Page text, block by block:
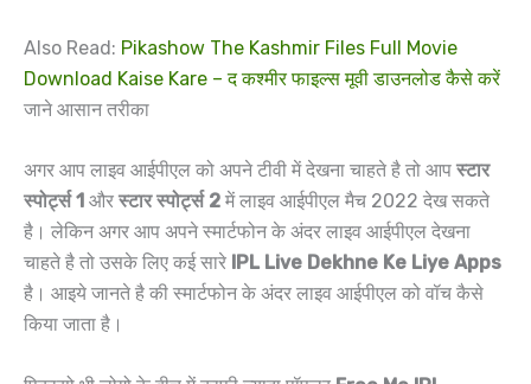
Also Read: Pikashow The Kashmir Files Full Movie
Download Kaise Kare – द कश्मीर फाइल्स मूवी डाउनलोड कैसे करें
जाने आसान तरीका
अगर आप लाइव आईपीएल को अपने टीवी में देखना चाहते है तो आप स्टार
स्पोर्ट्स 1 और स्टार स्पोर्ट्स 2 में लाइव आईपीएल मैच 2022 देख सकते
है। लेकिन अगर आप अपने स्मार्टफोन के अंदर लाइव आईपीएल देखना
चाहते है तो उसके लिए कई सारे IPL Live Dekhne Ke Liye Apps
है। आइये जानते है की स्मार्टफोन के अंदर लाइव आईपीएल को वॉच कैसे
किया जाता है।